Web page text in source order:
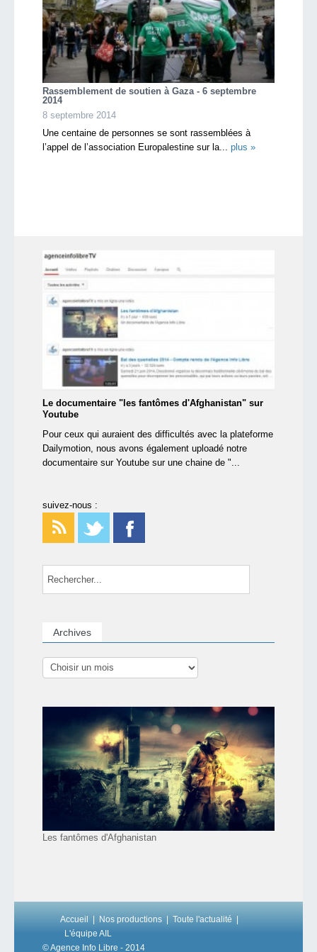
Rassemblement de soutien à Gaza - 6 septembre
2014
8 septembre 2014
Une centaine de personnes se sont rassemblées à
l’appel de l’association Europalestine sur la... plus »
Le documentaire "les fantômes d'Afghanistan" sur
Youtube
Pour ceux qui auraient des difficultés avec la plateforme
Dailymotion, nous avons également uploadé notre
documentaire sur Youtube sur une chaine de "...
suivez-nous :
Archives
Les fantômes d'Afghanistan
Accueil Nos productions
Toute l'actualité
L'équipe AIL
© Agence Info Libre - 2014